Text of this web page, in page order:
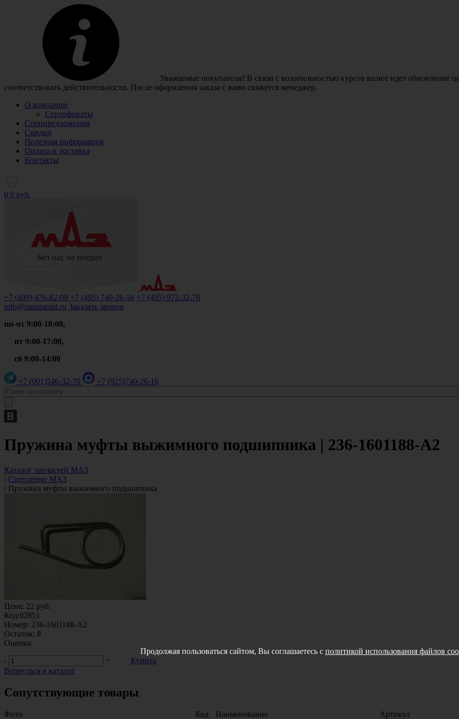
Уважаемые покупатели! В связи с волатильностью курсов валют идет обновление
соответствовать действительности. После оформления заказа с вами свяжется менеджер.
О компании
Сертификаты
Спецпредложения
Скидки
Полезная информация
Оплата и доставка
Контакты
0 0 руб.
+7 (499) 476-82-09 +7 (495) 740-26-16 +7 (495) 972-32-70
info@mazgarant.ru Заказать звонок
пн-чт 9:00-18:00,
пт 9:00-17:00,
сб 9:00-14:00
+7 (901)546-32-70 +7 (925)740-26-16
Пружина муфты выжимного подшипника | 236-1601188-А2
Каталог запчастей МАЗ
/ Сцепление МАЗ
/ Пружина муфты выжимного подшипника
Цена: 22 руб.
Код:02851
Номер: 236-1601188-А2
Остаток: 8
Оценка:
-
+
Купить
Вернуться в каталог
Сопутствующие товары
Фото Код Наименование Артикул
Продолжая пользоваться сайтом, Вы соглашаетесь с политикой использования файлов